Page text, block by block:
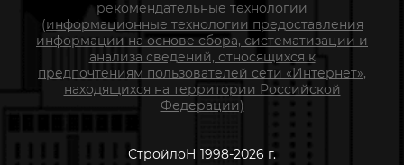
рекомендательные технологии
(информационные технологии предоставления
информации на основе сбора, систематизации и
анализа сведений, относящихся к
предпочтениям пользователей сети «Интернет»,
находящихся на территории Российской
Федерации)
СтройлоН 1998-2026 г.